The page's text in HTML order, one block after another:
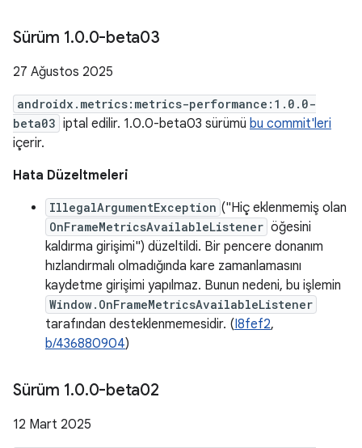
Sürüm 1.0.0-beta03
27 Ağustos 2025
androidx.metrics:metrics-performance:1.0.0-
beta03 iptal edilir. 1.0.0-beta03 sürümü bu commit'leri
içerir.
Hata Düzeltmeleri
IllegalArgumentException ("Hiç eklenmemiş olan
OnFrameMetricsAvailableListener öğesini
kaldırma girişimi") düzeltildi. Bir pencere donanım
hızlandırmalı olmadığında kare zamanlamasını
kaydetme girişimi yapılmaz. Bunun nedeni, bu işlemin
Window.OnFrameMetricsAvailableListener
tarafından desteklenmemesidir. (I8fef2,
b/436880904)
Sürüm 1.0.0-beta02
12 Mart 2025